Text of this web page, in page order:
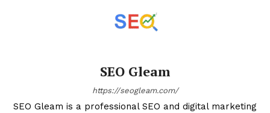
SEO Gleam
https://seogleam.com/
SEO Gleam is a professional SEO and digital marketing